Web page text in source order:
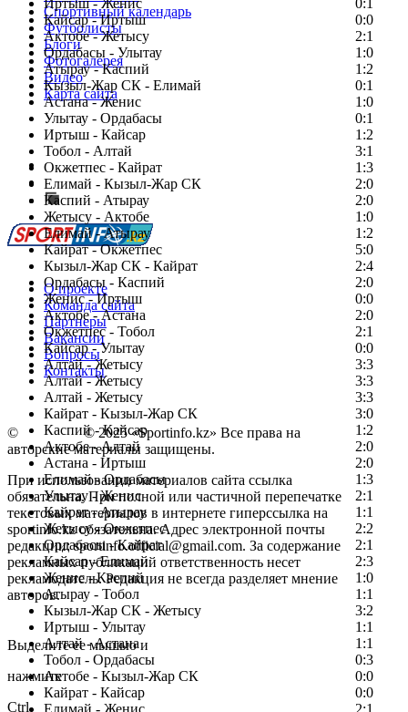
Иртыш - Женис
0:1
Кайсар - Иртыш
0:0
Актобе - Жетысу
2:1
Ордабасы - Улытау
1:0
Атырау - Каспий
1:2
Кызыл-Жар СК - Елимай
0:1
Астана - Женис
1:0
Улытау - Ордабасы
0:1
Иртыш - Кайсар
1:2
Тобол - Алтай
3:1
Окжетпес - Кайрат
1:3
Елимай - Кызыл-Жар СК
2:0
Каспий - Атырау
2:0
Жетысу - Актобе
1:0
Елимай - Атырау
1:2
Кайрат - Окжетпес
5:0
Кызыл-Жар СК - Кайрат
2:4
Ордабасы - Каспий
2:0
Женис - Иртыш
0:0
Актобе - Астана
2:0
Окжетпес - Тобол
2:1
Кайсар - Улытау
0:0
Алтай - Жетысу
3:3
Алтай - Жетысу
3:3
Алтай - Жетысу
3:3
Кайрат - Кызыл-Жар СК
3:0
Каспий - Кайсар
1:2
Актобе - Алтай
2:0
Астана - Иртыш
2:0
Елимай - Ордабасы
1:3
Улытау - Женис
2:1
Кайрат - Атырау
1:1
Жетысу - Окжетпес
2:2
Ордабасы - Кайрат
2:1
Кайсар - Елимай
2:3
Женис - Каспий
1:0
Атырау - Тобол
1:1
Кызыл-Жар СК - Жетысу
3:2
Иртыш - Улытау
1:1
Алтай - Астана
1:1
Тобол - Ордабасы
0:3
Актобе - Кызыл-Жар СК
0:0
Кайрат - Кайсар
0:0
Спортивный календарь
Футболисты
Блоги
Фотогалерея
Видео
Карта сайта
Есть идея?
Сообщить о мероприятии
Перейти на старый сайт
О проекте
Команда сайта
Партнеры
Вакансии
Вопросы
Контакты
© Copyright© 2025 «Sportinfo.kz» Все права на
авторские материалы защищены.
При использовании материалов сайта ссылка
обязательна. При полной или частичной перепечатке
текстовых материалов в интернете гиперссылка на
sportinfo.kz обязательна. Адрес электронной почты
редакции: sportinfo.official@gmail.com. За содержание
рекламных публикаций ответственность несет
рекламодатель. Редакция не всегда разделяет мнение
авторов.
Заметили ошибку в тексте?
Выделите ее мышью и
нажмите
Ctrl